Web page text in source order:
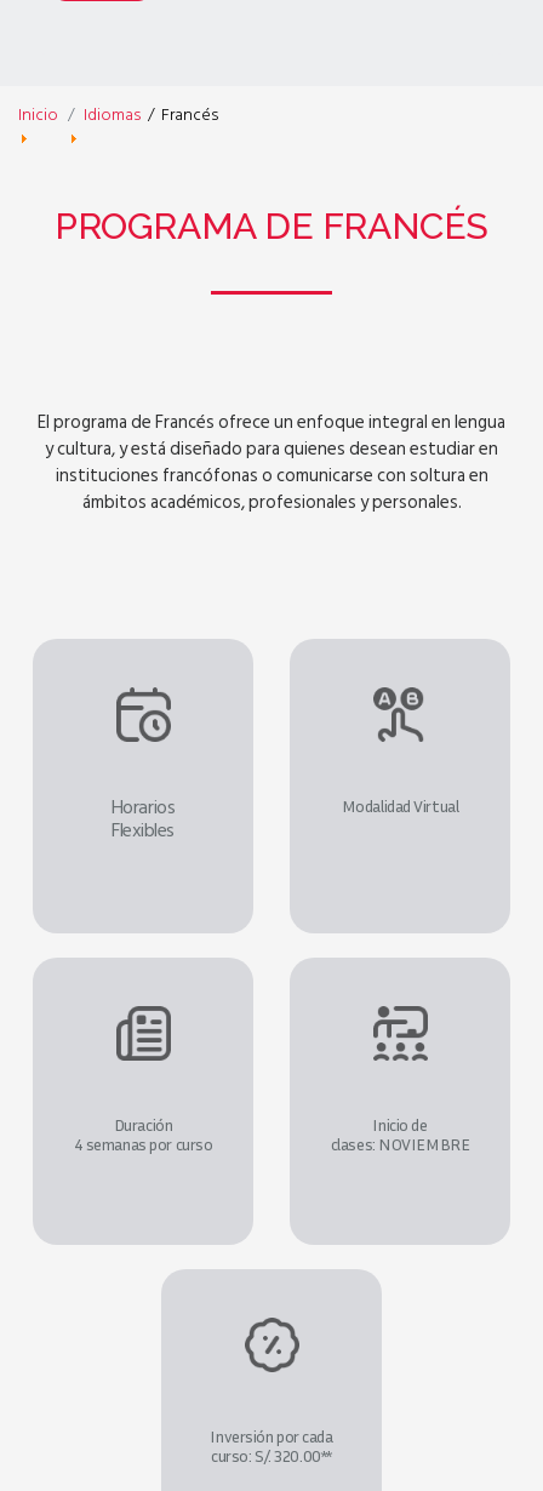
Inicio Idiomas / Francés
PROGRAMA DE FRANCÉS
El programa de Francés ofrece un enfoque integral en lengua
y cultura, y está diseñado para quienes desean estudiar en
instituciones francófonas o comunicarse con soltura en
ámbitos académicos, profesionales y personales.
Horarios
Flexibles
Modalidad Virtual
Duración
4 semanas por curso
Inicio de
clases: NOVIEMBRE
Inversión por cada
curso: S/. 320.00**